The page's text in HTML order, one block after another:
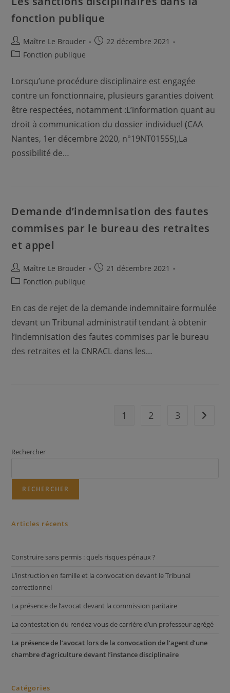
fonction publique
Auteur/autrice
de
Maître Le Brouder
Publication
22 décembre 2021
PostFonction publique
Lorsqu’une procédure disciplinaire est engagée
contre un fonctionnaire, plusieurs garanties doivent
être respectées, notamment :L’information quant au
droit à communication du dossier individuel (CAA
Nantes, 1er décembre 2020, n°19NT01555),La
possibilité de…
Demande d’indemnisation des fautes
commises par le bureau des retraites
et appel
Auteur/autrice
de
Maître Le Brouder
Publication
21 décembre 2021
PostFonction publique
En cas de rejet de la demande indemnitaire formulée
devant un Tribunal administratif tendant à obtenir
l’indemnisation des fautes commises par le bureau
des retraites et la CNRACL dans les…
1 2 3 Aller à
Rechercher
RECHERCHER
Articles récents
Construire sans permis : quels risques pénaux ?
L’instruction en famille et la convocation devant le Tribunal
correctionnel
La présence de l’avocat devant la commission paritaire
La contestation du rendez-vous de carrière d’un professeur agrégé
La présence de l’avocat lors de la convocation de l’agent d’une
chambre d’agriculture devant l’instance disciplinaire
Catégories